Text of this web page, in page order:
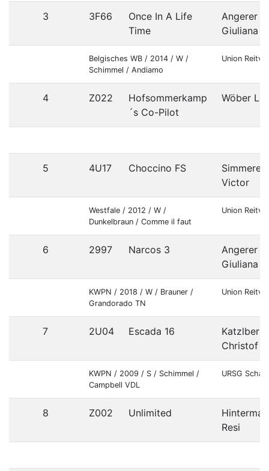
3 3F66
Once In A Life
Time
Angerer
Giuliana
Belgisches WB / 2014 / W /
Schimmel / Andiamo
Union
4 Z022
Hofsommerkamp
´s Co-Pilot
Wöber
5 4U17 Choccino FS
Simmerer
Victor
Westfale / 2012 / W /
Dunkelbraun / Comme il faut
Union
6 2997 Narcos 3
Angerer
Giuliana
KWPN / 2018 / W / Brauner /
Grandorado TN
Union
7 2U04 Escada 16
Christof
KWPN / 2009 / S / Schimmel /
Campbell VDL
URSG
8 Z002 Unlimited
Resi